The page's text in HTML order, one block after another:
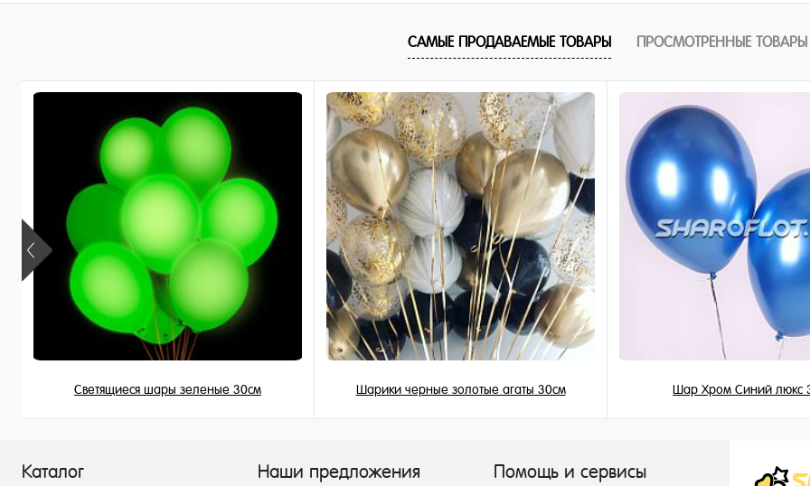
В избранное
В избранное
В наличии
САМЫЕ ПРОДАВАЕМЫЕ ТОВАРЫ ПРОСМОТРЕННЫЕ ТОВАРЫ
Светящиеся шары зеленые 30см Шарики черные золотые агаты 30см Шар Хром Синий люкс
Каталог Наши предложения Помощь и сервисы